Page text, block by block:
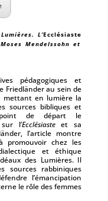
L’Ecclésiaste
Mendelssohn et
pédagogiques et
Friedländer au sein de
mettant en lumière la
sources bibliques et
point de départ le
l’Ecclésiasteet sa
l’article montre
promouvoir chez les
et éthique
des Lumières. Il
sources rabbiniques
l’émancipation
le rôle des femmes